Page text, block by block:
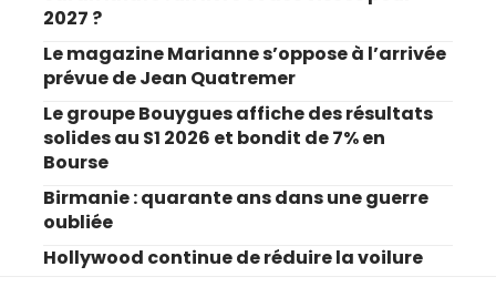
2027 ?
Le magazine Marianne s’oppose à l’arrivée
prévue de Jean Quatremer
Le groupe Bouygues affiche des résultats
solides au S1 2026 et bondit de 7% en
Bourse
Birmanie : quarante ans dans une guerre
oubliée
Hollywood continue de réduire la voilure